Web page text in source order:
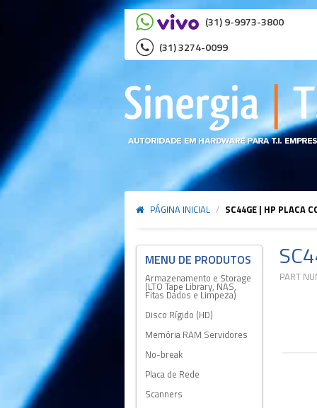
(31) 9-9973-3800
(31) 3274-0099
PÁGINA INICIAL / SC44GE | HP PLACA
Armazenamento e Storage
(LTO Tape Library, NAS,
Fitas Dados e Limpeza)
Disco Rígido (HD)
Memória RAM Servidores
No-break
Placa de Rede
Scanners
PART